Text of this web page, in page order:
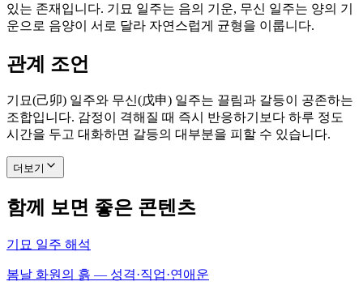
있는 존재입니다. 기묘 일주는 음의 기운, 무신 일주는 양의 기
운으로 음양이 서로 달라 자연스럽게 균형을 이룹니다.
관계 조언
기묘(己卯) 일주와 무신(戊申) 일주는 끌림과 갈등이 공존하는
조합입니다. 감정이 격해질 때 즉시 반응하기보다 하루 정도
시간을 두고 대화하면 갈등의 대부분을 피할 수 있습니다.
더보기
함께 보면 좋은 콘텐츠
기묘 일주 해석
봄날 화원의 흙 — 성격·직업·연애운